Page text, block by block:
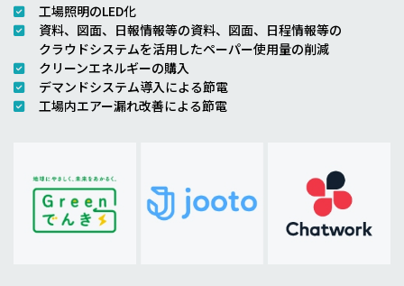
工場照明のLED化
資料、図面、日報情報等の資料、図面、日程情報等の
クラウドシステムを活用したペーパー使用量の削減
クリーンエネルギーの購入
デマンドシステム導入による節電
工場内エアー漏れ改善による節電